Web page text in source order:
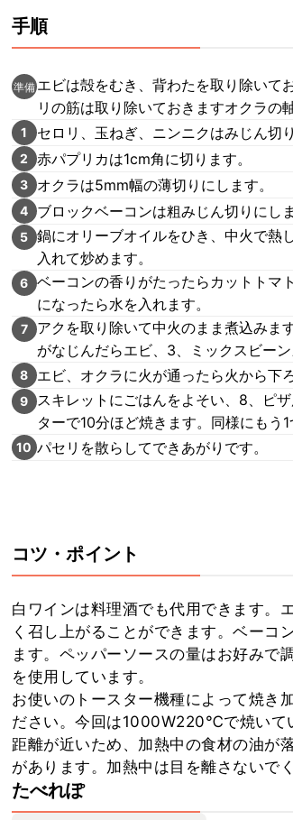
手順
準備 エビは殻をむき、背わたを取り除いて
リの筋は取り除いておきますオクラの
1 セロリ、玉ねぎ、ニンニクはみじん切
2 赤パプリカは1cm角に切ります。
3 オクラは5mm幅の薄切りにします。
4 ブロックベーコンは粗みじん切りにしま
5 鍋にオリーブオイルをひき、中火で熱
入れて炒めます。
6 ベーコンの香りがたったらカットトマ
になったら水を入れます。
7
アクを取り除いて中火のまま煮込みま
がなじんだらエビ、3、ミックスビー
8 エビ、オクラに火が通ったら火から下
9
スキレットにごはんをよそい、8、ピ
ターで10分ほど焼きます。同様にもう1
10 パセリを散らしてできあがりです。
コツ・ポイント
白ワインは料理酒でも代用できます。
く召し上がることができます。ベーコ
ます。ペッパーソースの量はお好みで
を使用しています。
お使いのトースター機種によって焼き
ださい。今回は1000W220℃で焼いて
距離が近いため、加熱中の食材の油が
があります。加熱中は目を離さないでく
たべれぽ